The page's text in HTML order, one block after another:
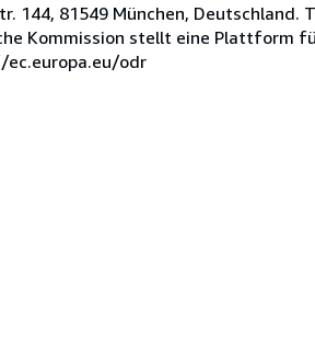
144, 81549 München, Deutschland.
Kommission stellt eine Plattform
odr